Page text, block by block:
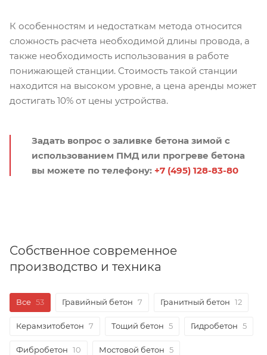
К особенностям и недостаткам метода относится
сложность расчета необходимой длины провода, а
также необходимость использования в работе
понижающей станции. Стоимость такой станции
находится на высоком уровне, а цена аренды может
достигать 10% от цены устройства.
Задать вопрос о заливке бетона зимой с
использованием ПМД или прогреве бетона
вы можете по телефону: +7 (495) 128-83-80
Собственное современное
производство и техника
Все 53 Гравийный бетон 7 Гранитный бетон 12
Керамзитобетон 7 Тощий бетон 5 Гидробетон 5
Фибробетон 10 Мостовой бетон 5